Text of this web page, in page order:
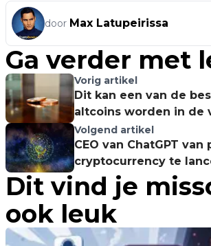
door Max Latupeirissa
Ga verder met
Vorig artikel
Dit kan een van de
altcoins worden in de
aldus Coin Bureau
Volgend artikel
CEO van ChatGPT van
cryptocurrency te
Worldcoin
Dit vind je
ook leuk